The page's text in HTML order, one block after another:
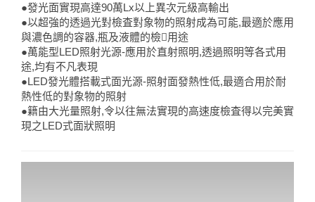
●發光面實現高達90萬Lx以上異次元級高輸出
●以超強的透過光對檢査對象物的照射成為可能,最適於應用
與濃色調的容器,瓶及液體的檢􀒰用途
●萬能型LED照射光源-應用於直射照明,透過照明等各式用
途,均有不凡表現
●LED發光體搭載式面光源-照射面發熱性低,最適合用於耐
熱性低的對象物的照射
●籍由大光量照射,令以往無法實現的高速度檢査得以完美實
現之LED式面狀照明